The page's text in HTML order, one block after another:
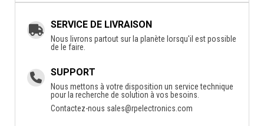
SERVICE DE LIVRAISON
Nous livrons partout sur la planète lorsqu'il est possible
de le faire.
SUPPORT
Nous mettons à votre disposition un service technique
pour la recherche de solution à vos besoins.
Contactez-nous sales@rpelectronics.com